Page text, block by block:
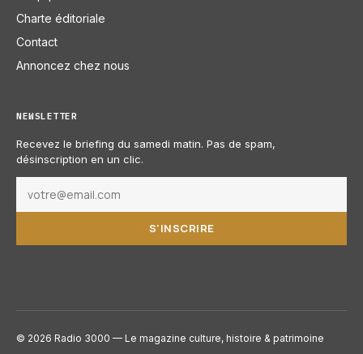
Charte éditoriale
Contact
Annoncez chez nous
NEWSLETTER
Recevez le briefing du samedi matin. Pas de spam,
désinscription en un clic.
S'INSCRIRE
© 2026 Radio 3000 — Le magazine culture, histoire & patrimoine